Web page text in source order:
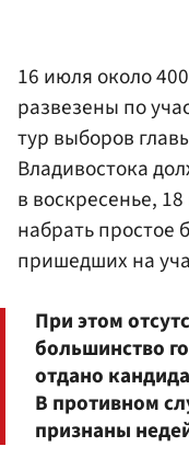
16 июля около
развезены по
тур выборов
Владивостока
в воскресенье,
набрать простое
пришедших на
При этом
большинство
отдано
В противном
признаны